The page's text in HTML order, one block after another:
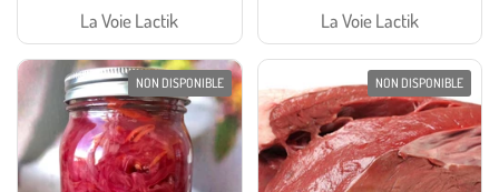
La Voie Lactik La Voie Lactik
NON DISPONIBLE NON DISPONIBLE